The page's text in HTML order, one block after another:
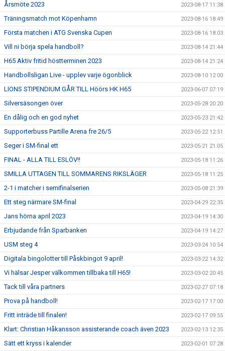
Årsmöte 2023 2023-08-17 11:38
Träningsmatch mot Köpenhamn 2023-08-16 18:49
Första matchen i ATG Svenska Cupen 2023-08-16 18:03
Vill ni börja spela handboll? 2023-08-14 21:44
H65 Aktiv fritid höstterminen 2023 2023-08-14 21:24
Handbollsligan Live - upplev varje ögonblick 2023-08-10 12:00
LIONS STIPENDIUM GÅR TILL Höörs HK H65 2023-06-07 07:19
Silversäsongen över 2023-05-28 20:20
En dålig och en god nyhet 2023-05-23 21:42
Supporterbuss Partille Arena fre 26/5 2023-05-22 12:51
Seger i SM-final ett 2023-05-21 21:05
FINAL - ALLA TILL ESLÖV!! 2023-05-18 11:26
SMILLA UTTAGEN TILL SOMMARENS RIKSLÄGER 2023-05-18 11:25
2-1 i matcher i semifinalserien 2023-05-08 21:39
Ett steg närmare SM-final 2023-04-29 22:35
Jans hörna april 2023 2023-04-19 14:30
Erbjudande från Sparbanken 2023-04-19 14:27
USM steg 4 2023-03-24 10:54
Digitala bingolotter till Påskbingot 9 april! 2023-03-22 14:32
Vi hälsar Jesper välkommen tillbaka till H65! 2023-03-02 20:45
Tack till våra partners 2023-02-27 07:18
Prova på handboll! 2023-02-17 17:00
Fritt inträde till finalen! 2023-02-17 09:55
Klart: Christian Håkansson assisterande coach även 2023 2023-02-13 12:35
Sätt ett kryss i kalender 2023-02-01 07:28